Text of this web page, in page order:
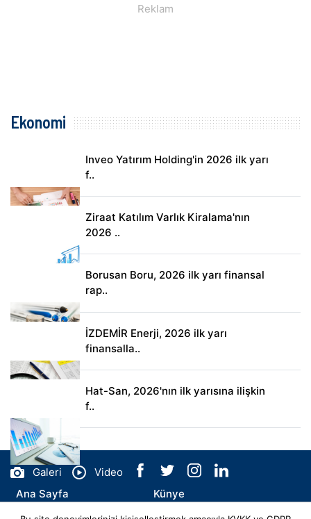
Ekonomi
Inveo Yatırım Holding'in 2026 ilk yarı
f..
Ziraat Katılım Varlık Kiralama'nın
2026 ..
Borusan Boru, 2026 ilk yarı finansal
rap..
İZDEMİR Enerji, 2026 ilk yarı
finansalla..
Hat-San, 2026'nın ilk yarısına ilişkin
f..
Galeri
Video
Ana Sayfa
Künye